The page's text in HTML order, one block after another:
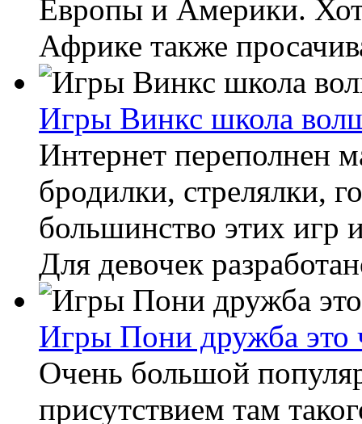
Европы и Америки.
Африке также
Игры Винкс школа
Интернет переполнен
бродилки, стрелялки,
большинство этих игр
Для девочек
Игры Пони дружба это
Очень большой
присутствием там